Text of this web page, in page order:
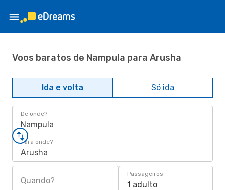
Voos baratos de Nampula para Arusha
Ida e volta Só ida
De onde?
Nampula
Para onde?
Arusha
Quando?
Passageiros
1 adulto